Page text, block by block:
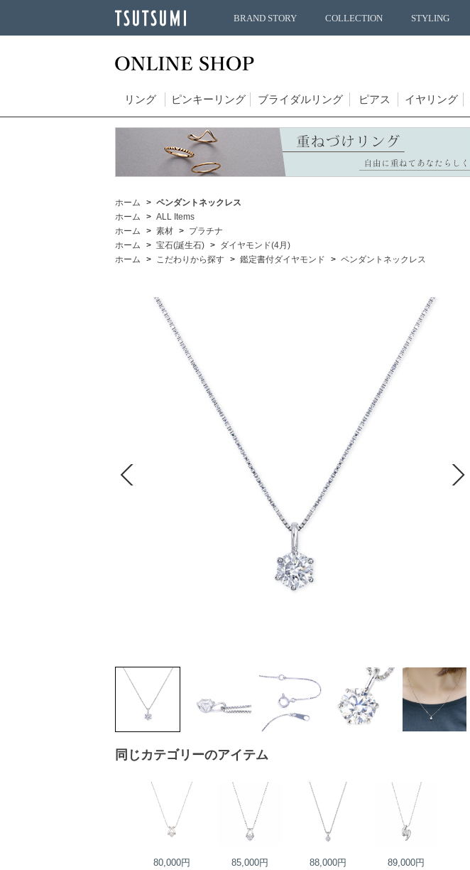
BRAND STORY COLLECTION STYLING
リング ピンキーリング ブライダルリング ピアス イヤリング
ホーム
ペンダントネックレス
ホーム
ALL Items
ホーム
素材
プラチナ
ホーム
宝石(誕生石)
ダイヤモンド(4月)
ホーム
こだわりから探す 鑑定書付ダイヤモンド ペンダントネックレス
同じカテゴリーのアイテム
80,000円 85,000円 88,000円 89,000円